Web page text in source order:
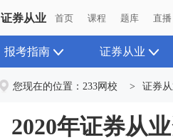
证券从业 首页 课程 题库 直播
报考指南 证券从业
您现在的位置： 233网校 > 证券
2020年证券从